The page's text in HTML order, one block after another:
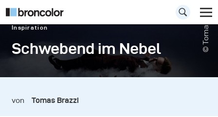
Inspiration
Schwebend im Nebel © Tomas Brazzi
von Tomas Brazzi